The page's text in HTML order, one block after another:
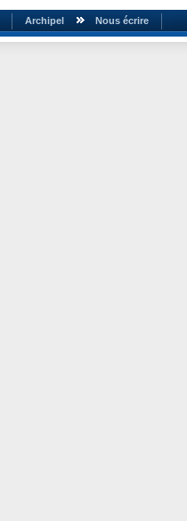
Archipel Nous écrire